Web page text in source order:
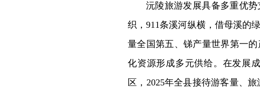
沅陵旅游发展具备多重优
织，911条溪河纵横，借母溪的
量全国第五、锑产量世界第一
化资源形成多元供给。在发展
区，2025年全县接待游客量、